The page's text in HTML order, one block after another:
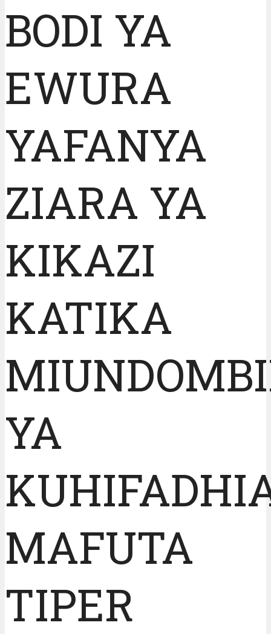
BODI YA
EWURA
YAFANYA
ZIARA YA
KIKAZI
KATIKA
YA
MAFUTA
TIPER